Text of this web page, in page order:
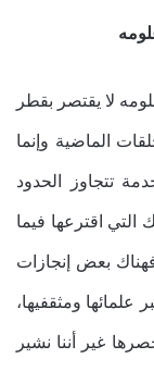
لا يقتصر بقطر
الماضية وإنما
تتجاوز الحدود
التي اقترعها فيما
بعض إنجازات
علمائها ومثقفيها،
غير أننا نشير